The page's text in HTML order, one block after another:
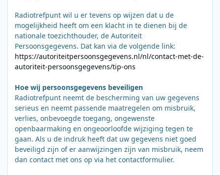
Radiotrefpunt wil u er tevens op wijzen dat u de
mogelijkheid heeft om een klacht in te dienen bij de
nationale toezichthouder, de Autoriteit
Persoonsgegevens. Dat kan via de volgende link:
https://autoriteitpersoonsgegevens.nl/nl/contact-met-de-
autoriteit-persoonsgegevens/tip-ons
Hoe wij persoonsgegevens beveiligen
Radiotrefpunt neemt de bescherming van uw gegevens
serieus en neemt passende maatregelen om misbruik,
verlies, onbevoegde toegang, ongewenste
openbaarmaking en ongeoorloofde wijziging tegen te
gaan. Als u de indruk heeft dat uw gegevens niet goed
beveiligd zijn of er aanwijzingen zijn van misbruik, neem
dan contact met ons op via het contactformulier.